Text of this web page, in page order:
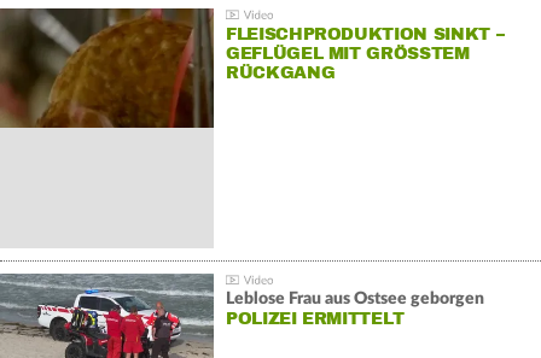
FLEISCHPRODUKTION SINKT –
GEFLÜGEL MIT GRÖSSTEM R
ÜCKGANG
Leblose Frau aus Ostsee geborgen
POLIZEI ERMITTELT